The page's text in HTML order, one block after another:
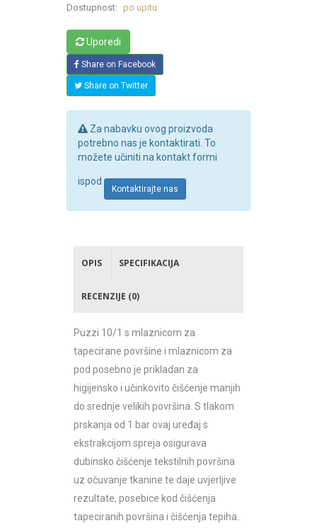
Dostupnost: po upitu
Uporedi
Share on Facebook
Share on Twitter
Za nabavku ovog proizvoda
potrebno nas je kontaktirati. To
možete učiniti na kontakt formi
ispod
Kontaktirajte nas
OPIS SPECIFIKACIJA
RECENZIJE (0)
Puzzi 10/1 s mlaznicom za
tapecirane površine i mlaznicom za
pod posebno je prikladan za
higijensko i učinkovito čišćenje manjih
do srednje velikih površina. S tlakom
prskanja od 1 bar ovaj uređaj s
ekstrakcijom spreja osigurava
dubinsko čišćenje tekstilnih površina
uz očuvanje tkanine te daje uvjerljive
rezultate, posebice kod čišćenja
tapeciranih površina i čišćenja tepiha.